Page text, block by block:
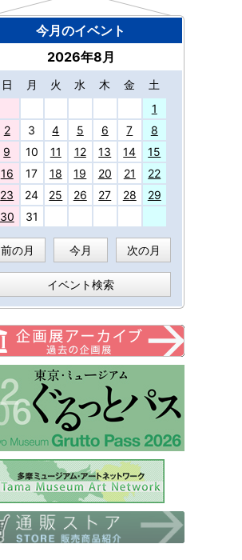
今月のイベント
2026年8月
日 月 火 水 木 金
土
1
2
3 4 5 6 7
8
9
10 11 12 13 14
15
16
17 18 19 20 21
22
23
24 25 26 27 28
29
30
31
前の月 今月 次の月
イベント検索